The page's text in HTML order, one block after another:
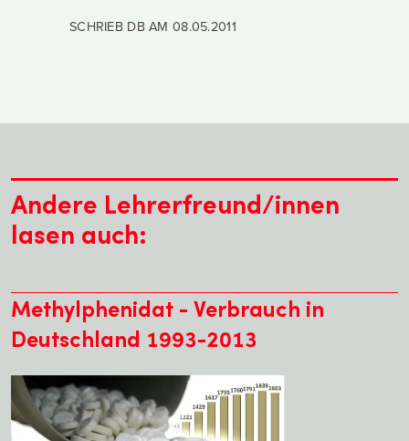
SCHRIEB DB AM08.05.2011
Andere Lehrerfreund/innen
lasen auch:
Methylphenidat - Verbrauch in
Deutschland 1993-2013